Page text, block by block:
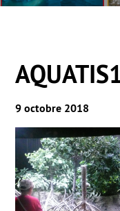
9 octobre 2018